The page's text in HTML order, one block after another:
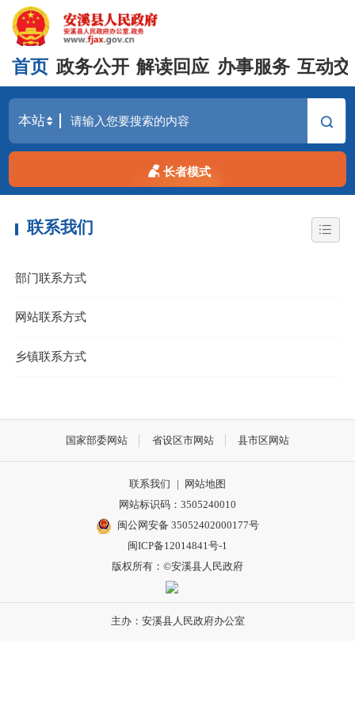
首页 政务公开 解读回应 办事服务 互动
长者模式
联系我们
部门联系方式
网站联系方式
乡镇联系方式
国家部委网站 省设区市网站 县市区网站
联系我们 |
网站地图
网站标识码：3505240010
闽公网安备 35052402000177号
闽ICP备12014841号-1
版权所有：©安溪县人民政府
主办：安溪县人民政府办公室